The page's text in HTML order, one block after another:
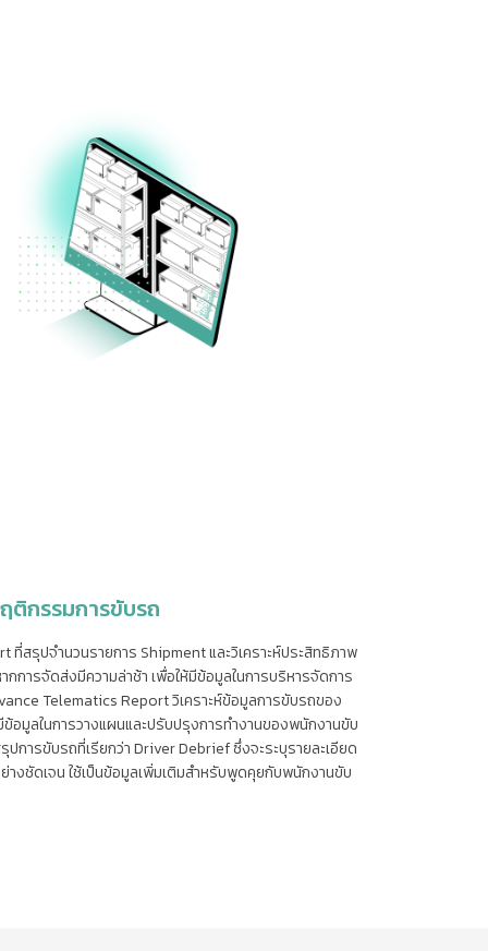
ติกรรมการขับรถ
สรุปจำนวนรายการ Shipment และวิเคราะห์ประสิทธิภาพ
การจัดส่งมีความล่าช้า เพื่อให้มีข้อมูลในการบริหารจัดการ
Telematics Report วิเคราะห์ข้อมูลการขับรถของ
มูลในการวางแผนและปรับปรุงการทำงานของพนักงานขับ
การขับรถที่เรียกว่า Driver Debrief ซึ่งจะระบุรายละเอียด
งชัดเจน ใช้เป็นข้อมูลเพิ่มเติมสำหรับพูดคุยกับพนักงานขับ